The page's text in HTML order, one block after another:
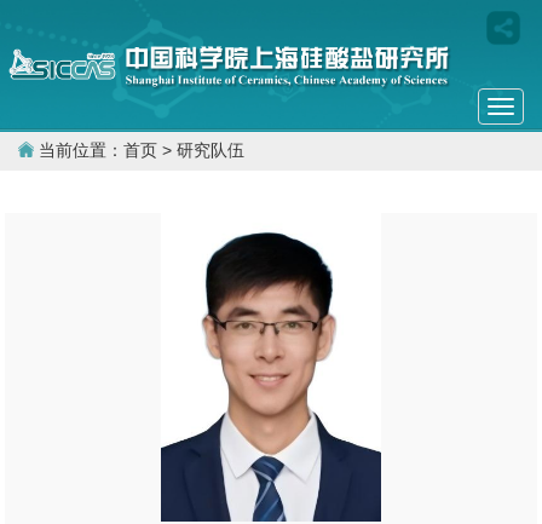
当前位置： 首页 > 研究队伍